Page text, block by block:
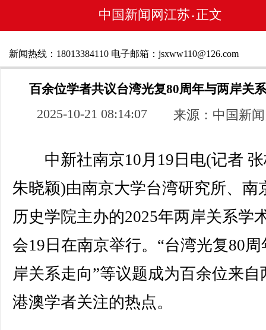
中国新闻网江苏 • 正文
新闻热线：18013384110 电子邮箱：jsxww110@126.com
百余位学者共议台湾光复80周年与两岸关
2025-10-21 08:14:07 来源：中国新
中新社南京10月19日电(记者 张
朱晓颖)由南京大学台湾研究所、南
历史学院主办的2025年两岸关系学
会19日在南京举行。“台湾光复80周
岸关系走向”等议题成为百余位来自
港澳学者关注的热点。